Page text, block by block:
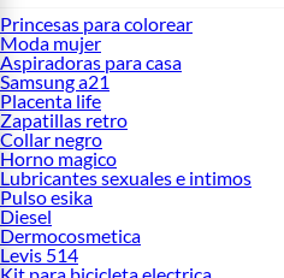
Princesas para colorear
Moda mujer
Aspiradoras para casa
Samsung a21
Placenta life
Zapatillas retro
Collar negro
Horno magico
Lubricantes sexuales e intimos
Pulso esika
Diesel
Dermocosmetica
Levis 514
Kit para bicicleta electrica